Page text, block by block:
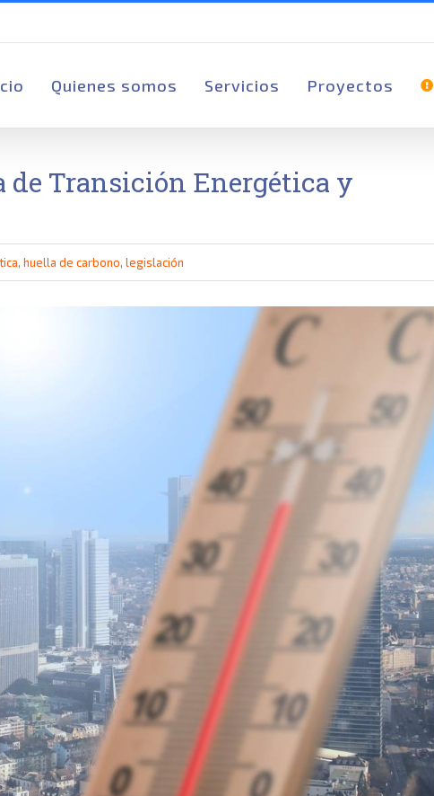
Quienes somos Servicios Proyectos
de Transición Energética y
, huella de carbono, legislación